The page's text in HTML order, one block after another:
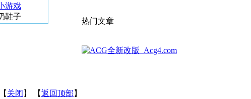
鞋子
关闭 】 【返回顶部 】
热门文章